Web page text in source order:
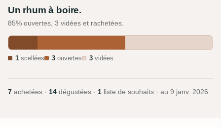
Un rhum à boire.
85% ouvertes, 3 vidées et rachetées.
1 scellées 3 ouvertes 3 vidées
7 achetées · 14 dégustées · 1 liste de souhaits · au 9 janv. 2026